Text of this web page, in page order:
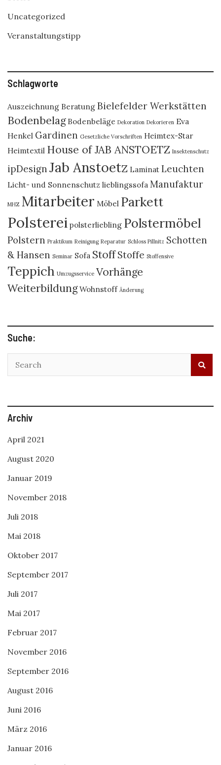
Uncategorized
Veranstaltungstipp
Schlagworte
Auszeichnung Beratung Bielefelder Werkstätten
Bodenbelag Bodenbeläge Dekoration Dekorieren Eva
Henkel Gardinen Gesetzliche Vorschriften Heimtex-Star
Heimtextil House of JAB ANSTOETZ Insektenschutz
ipDesign Jab Anstoetz Laminat Leuchten
Licht- und Sonnenschutz lieblingssofa Manufaktur
MHZ Mitarbeiter Möbel Parkett
Polsterei polsterliebling Polstermöbel
Polstern Praktikum Reinigung Reparatur Schloss Pillnitz Schotten
& Hansen Seminar Sofa Stoff Stoffe Stoffensive
Teppich Umzugsservice Vorhänge
Weiterbildung Wohnstoff Änderung
Suche:
Archiv
April 2021
August 2020
Januar 2019
November 2018
Juli 2018
Mai 2018
Oktober 2017
September 2017
Juli 2017
Mai 2017
Februar 2017
November 2016
September 2016
August 2016
Juni 2016
März 2016
Januar 2016